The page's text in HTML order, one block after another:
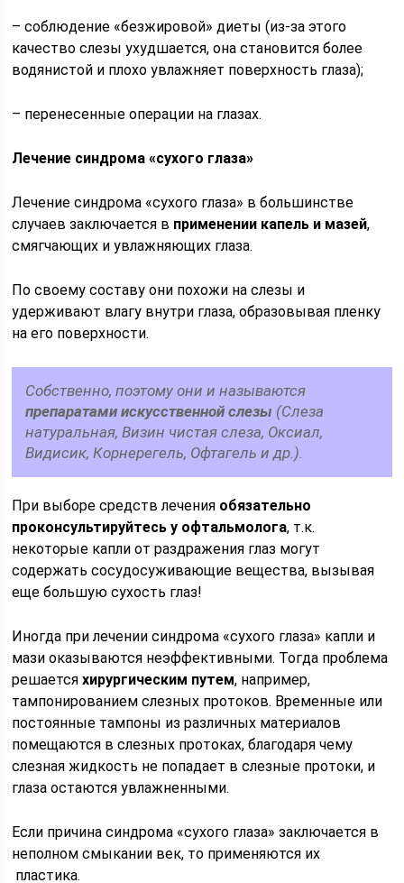
– соблюдение «безжировой» диеты (из-за этого
качество слезы ухудшается, она становится более
водянистой и плохо увлажняет поверхность глаза);
– перенесенные операции на глазах.
Лечение синдрома «сухого глаза»
Лечение синдрома «сухого глаза» в большинстве
случаев заключается в применении капель и мазей,
смягчающих и увлажняющих глаза.
По своему составу они похожи на слезы и
удерживают влагу внутри глаза, образовывая пленку
на его поверхности.
Собственно, поэтому они и называются
препаратами искусственной слезы (Слеза
натуральная, Визин чистая слеза, Оксиал,
Видисик, Корнерегель, Офтагель и др.).
При выборе средств лечения обязательно
проконсультируйтесь у офтальмолога, т.к.
некоторые капли от раздражения глаз могут
содержать сосудосуживающие вещества, вызывая
еще большую сухость глаз!
Иногда при лечении синдрома «сухого глаза» капли и
мази оказываются неэффективными. Тогда проблема
решаетсяхирургическим путем, например,
тампонированием слезных протоков. Временные или
постоянные тампоны из различных материалов
помещаются в слезных протоках, благодаря чему
слезная жидкость не попадает в слезные протоки, и
глаза остаются увлажненными.
Если причина синдрома «сухого глаза» заключается в
неполном смыкании век, то применяются их
пластика.